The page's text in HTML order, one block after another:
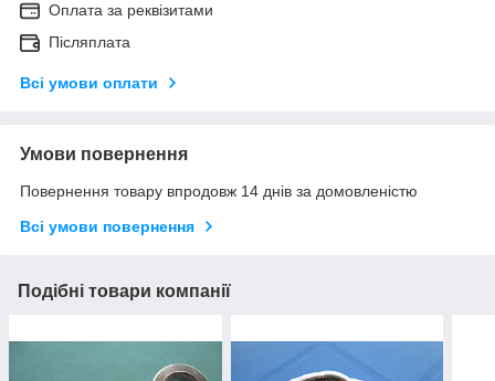
Оплата за реквізитами
Післяплата
Всі умови оплати
Умови повернення
Повернення товару впродовж 14 днів за домовленістю
Всі умови повернення
Подібні товари компанії